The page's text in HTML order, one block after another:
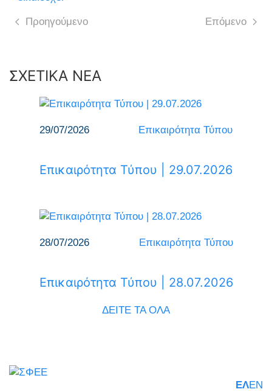
Προηγούμενο Επόμενο
ΣΧΕΤΙΚΑ ΝΕΑ
29/07/2026 Επικαιρότητα Τύπου
Επικαιρότητα Τύπου | 29.07.2026
28/07/2026 Επικαιρότητα Τύπου
Επικαιρότητα Τύπου | 28.07.2026
ΔΕΙΤΕ ΤΑ ΟΛΑ
ΕΛEN